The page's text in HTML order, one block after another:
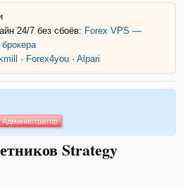
24/7 без сбоёв: Forex VPS —
· Forex4you · Alpari
Администратор
Strategy